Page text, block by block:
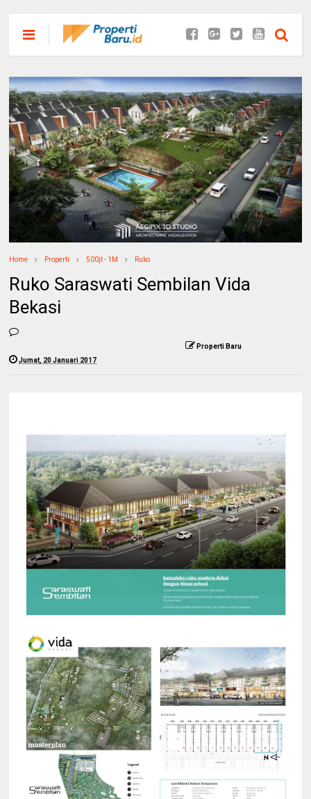
Home Properti 500jt - 1M Ruko
Ruko Saraswati Sembilan Vida
Bekasi
Properti Baru
Jumat, 20 Januari 2017